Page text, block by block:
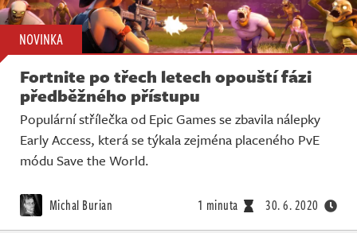
NOVINKA
Fortnite po třech letech opouští fázi
předběžného přístupu
Populární střílečka od Epic Games se zbavila nálepky
Early Access, která se týkala zejména placeného PvE
módu Save the World.
Michal Burian 1 minuta 30. 6. 2020